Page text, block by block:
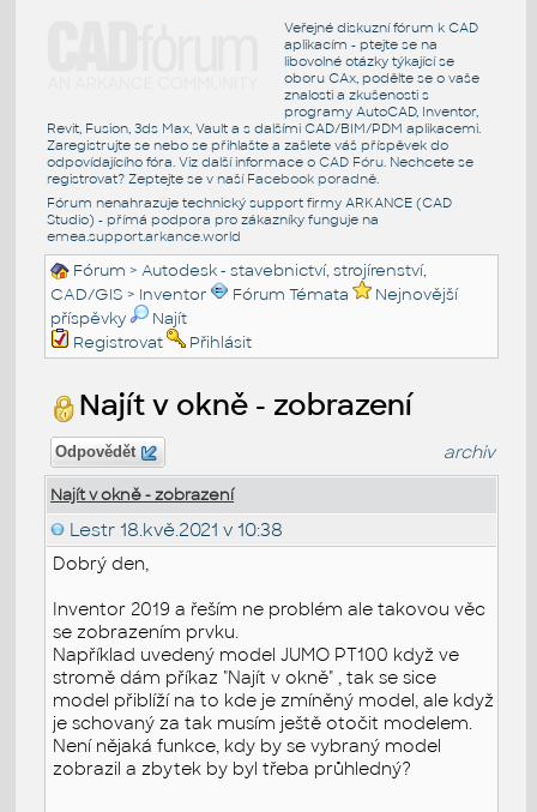
Veřejné diskuzní fórum k CAD
aplikacím - ptejte se na
libovolné otázky týkající se
oboru CAx, podělte se o vaše
znalosti a zkušenosti s
programy AutoCAD, Inventor,
Revit, Fusion, 3ds Max, Vault a s dalšími CAD/BIM/PDM aplikacemi.
Zaregistrujte se nebo se přihlašte a zašlete váš příspěvek do
odpovídajícího fóra. Viz další informace o CAD Fóru. Nechcete se
registrovat? Zeptejte se v naší Facebook poradně.
Fórum nenahrazuje technický support firmy ARKANCE (CAD
Studio) - přímá podpora pro zákazníky funguje na
emea.support.arkance.world
Fórum >Autodesk - stavebnictví, strojírenství,
CAD/GIS > Inventor Fórum Témata
Nejnovější
příspěvky
Najít
Registrovat
Přihlásit
Najít v okně - zobrazení
Odpovědět archiv
Najít v okně - zobrazení
Lestr 18.kvě.2021 v 10:38
Dobrý den,
Inventor 2019 a řeším ne problém ale takovou věc
se zobrazením prvku.
Například uvedený model JUMO PT100 když ve
stromě dám příkaz "Najít v okně" , tak se sice
model přiblíží na to kde je zmíněný model, ale když
je schovaný za tak musím ještě otočit modelem.
Není nějaká funkce, kdy by se vybraný model
zobrazil a zbytek by byl třeba průhledný?